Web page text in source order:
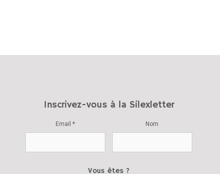
Inscrivez-vous à la Silexletter
Email * Nom
Vous êtes ?